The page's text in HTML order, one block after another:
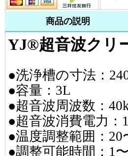
商品の説明
YJ®超音波クリ
●洗浄槽の寸法：
●容量：3L
●超音波周波数：
●超音波消費電力：
●温度調整範囲：
●調整可能時間：1